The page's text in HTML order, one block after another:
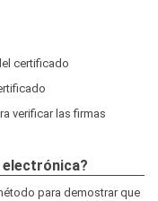
certificado
verificar las firmas
electrónica?
para demostrar que